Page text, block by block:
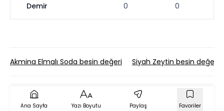
Demir 0 0
Akmina Elmalı Soda besin değeri Siyah Zeytin besin değeri
Ana Sayfa Yazı Boyutu Paylaş Favoriler